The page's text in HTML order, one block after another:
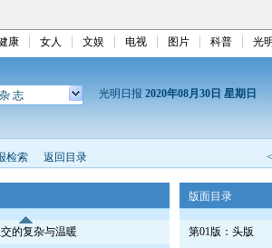
康 女人 文娱 电视 图片 科普 光
杂 志 光明日报 2020年08月30日 星期日
检索 返回目录
的复杂与温暖
版面目录
第01版：头版